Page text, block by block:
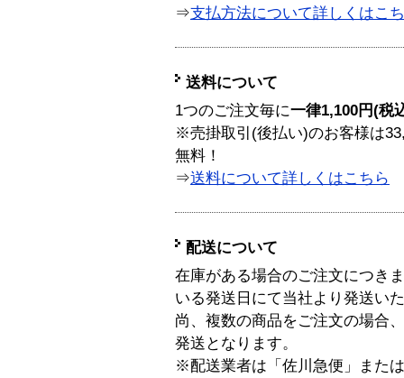
⇒支払方法について詳しくはこ
送料について
1つのご注文毎に一律1,100円(税
※売掛取引(後払い)のお客様は
無料！
⇒送料について詳しくはこちら
配送について
在庫がある場合のご注文につき
いる発送日にて当社より発送い
尚、複数の商品をご注文の場合
発送となります。
※配送業者は「佐川急便」また